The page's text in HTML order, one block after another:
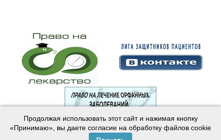
© 2003—2024 Лига защитников пациентов
Создание сайта — Интернет-студияМайер
Продолжая использовать этот сайт и нажимая кнопку
«Принимаю», вы даете согласие на обработку файлов cookie